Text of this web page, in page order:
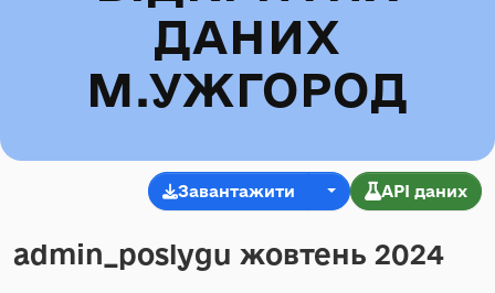
ДАНИХ
М.УЖГОРОД
Завантажити API даних
admin_poslygu жовтень 2024